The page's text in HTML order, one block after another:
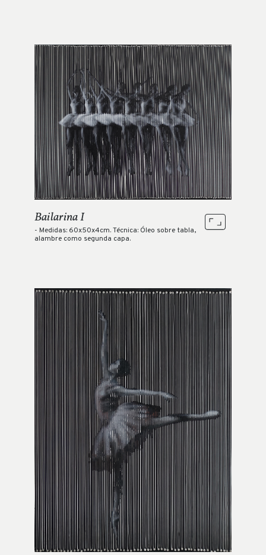
Bailarina I
- Medidas: 60x50x4cm. Técnica: Óleo sobre tabla,
alambre como segunda capa.